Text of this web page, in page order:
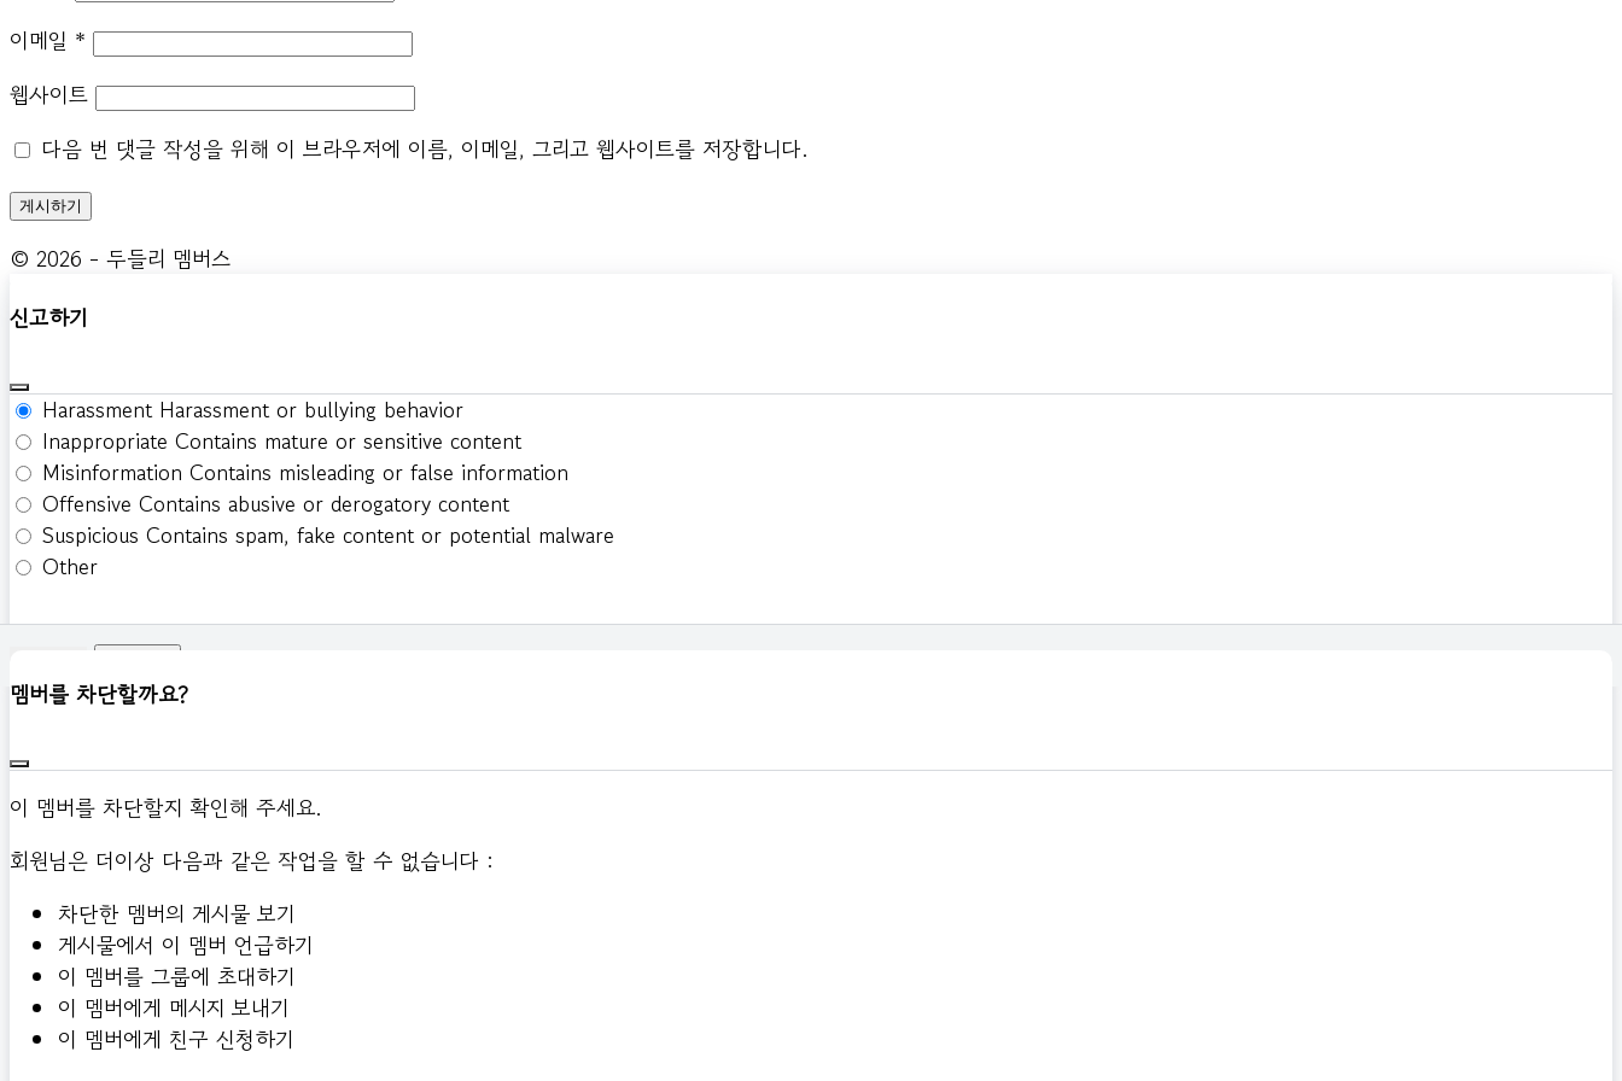
이메일 *
웹사이트
다음 번 댓글 작성을 위해 이 브라우저에 이름, 이메일, 그리고 웹사이트를 저장합니다.
© 2026 - 두들리 멤버스
신고하기
Harassment Harassment or bullying behavior
Inappropriate Contains mature or sensitive content
Misinformation Contains misleading or false information
Offensive Contains abusive or derogatory content
Suspicious Contains spam, fake content or potential malware
Other
멤버를 차단할까요?
이 멤버를 차단할지 확인해 주세요.
회원님은 더이상 다음과 같은 작업을 할 수 없습니다 :
차단한 멤버의 게시물 보기
게시물에서 이 멤버 언급하기
이 멤버를 그룹에 초대하기
이 멤버에게 메시지 보내기
이 멤버에게 친구 신청하기